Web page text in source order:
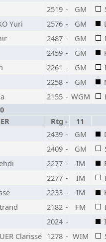
2519 - GM
Yuri 2576 - GM
2487 - GM
2459 - GM
2261 - GM
2258 - GM
2155 - WGM
Rtg -
11
2439 - GM
2409 - GM
2277 - IM
2277 - IM
2233 - IM
2182 - FM
2024 -
Clarisse 1278 - WIM